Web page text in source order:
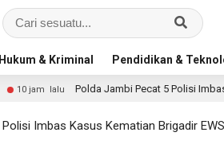
Hukum & Kriminal Pendidikan &
Polda Jambi Pecat 5 Polisi Imbas Kasus